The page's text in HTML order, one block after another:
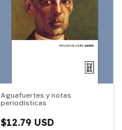
Aguafuertes y notas
periodísticas
$12.79 USD